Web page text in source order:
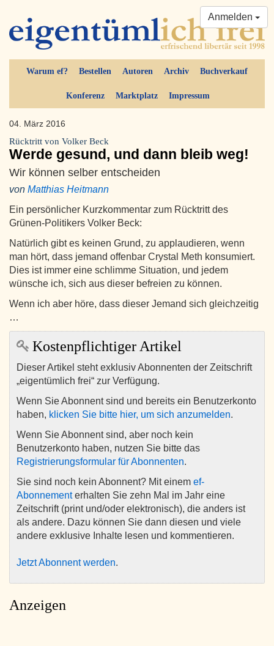
Warum ef? Bestellen Autoren Archiv Buchverkauf
Konferenz Marktplatz Impressum
Anmelden
04. März 2016
Rücktritt von Volker Beck
Werde gesund, und dann bleib weg!
Wir können selber entscheiden
von Matthias Heitmann
Ein persönlicher Kurzkommentar zum Rücktritt des
Grünen-Politikers Volker Beck:
Natürlich gibt es keinen Grund, zu applaudieren, wenn
man hört, dass jemand offenbar Crystal Meth konsumiert.
Dies ist immer eine schlimme Situation, und jedem
wünsche ich, sich aus dieser befreien zu können.
Wenn ich aber höre, dass dieser Jemand sich gleichzeitig
…
Kostenpflichtiger Artikel
Dieser Artikel steht exklusiv Abonnenten der Zeitschrift
„eigentümlich frei“ zur Verfügung.
Wenn Sie Abonnent sind und bereits ein Benutzerkonto
haben, klicken Sie bitte hier, um sich anzumelden.
Wenn Sie Abonnent sind, aber noch kein
Benutzerkonto haben, nutzen Sie bitte das
Registrierungsformular für Abonnenten.
Sie sind noch kein Abonnent? Mit einem ef-
Abonnementerhalten Sie zehn Mal im Jahr eine
Zeitschrift (print und/oder elektronisch), die anders ist
als andere. Dazu können Sie dann diesen und viele
andere exklusive Inhalte lesen und kommentieren.
Jetzt Abonnent werden.
Anzeigen